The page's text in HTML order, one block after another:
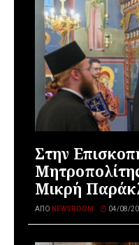
Στην
Μικρή
ΑΠΌ NEWSROOM 04/08/